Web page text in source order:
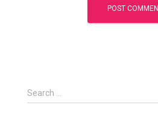
S
e
Search …